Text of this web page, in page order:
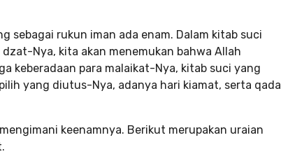
sebagai rukun iman ada enam. Dalam kitab suci
Nya, kita akan menemukan bahwa Allah
keberadaan para malaikat-Nya, kitab suci yang
yang diutus-Nya, adanya hari kiamat, serta qada
keenamnya. Berikut merupakan uraian